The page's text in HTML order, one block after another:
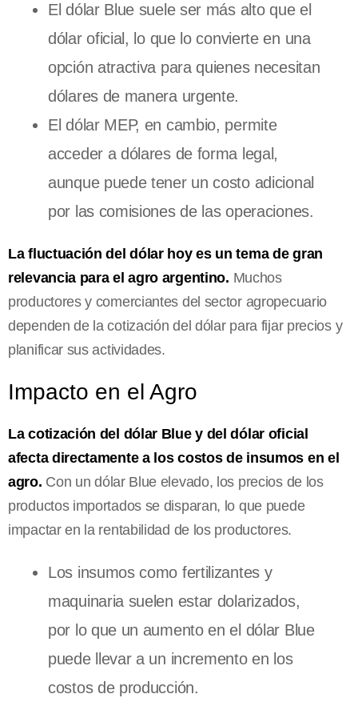
El dólar Blue suele ser más alto que el
dólar oficial, lo que lo convierte en una
opción atractiva para quienes necesitan
dólares de manera urgente.
El dólar MEP, en cambio, permite
acceder a dólares de forma legal,
aunque puede tener un costo adicional
por las comisiones de las operaciones.
La fluctuación del dólar hoy es un tema de gran
relevancia para el agro argentino. Muchos
productores y comerciantes del sector agropecuario
dependen de la cotización del dólar para fijar precios y
planificar sus actividades.
Impacto en el Agro
La cotización del dólar Blue y del dólar oficial
afecta directamente a los costos de insumos en el
agro. Con un dólar Blue elevado, los precios de los
productos importados se disparan, lo que puede
impactar en la rentabilidad de los productores.
Los insumos como fertilizantes y
maquinaria suelen estar dolarizados,
por lo que un aumento en el dólar Blue
puede llevar a un incremento en los
costos de producción.